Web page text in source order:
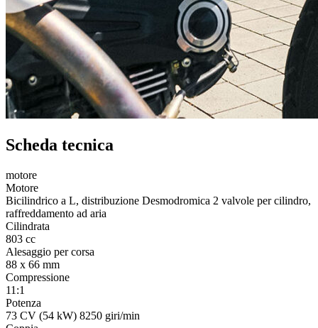
Scheda tecnica
motore
Motore
Bicilindrico a L, distribuzione Desmodromica 2 valvole per cilindro,
raffreddamento ad aria
Cilindrata
803 cc
Alesaggio per corsa
88 x 66 mm
Compressione
11:1
Potenza
73 CV (54 kW) 8250 giri/min